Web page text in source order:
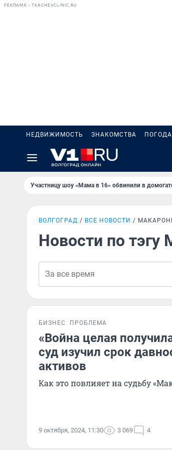
РЕКЛАМА • TKACHEVCLINIC.RU
НЕДВИЖИМОСТЬ ЗНАКОМСТВА ПОГОДА
Участницу шоу «Мама в 16» обвинили в
ВОЛГОГРАД ВСЕ НОВОСТИ
Новости по
БИЗНЕС ПРОБЛЕМА
«Война целая
суд изучил срок
активов
Как это повлияет на судьбу
9 октября, 2024, 11:30 3 069 4